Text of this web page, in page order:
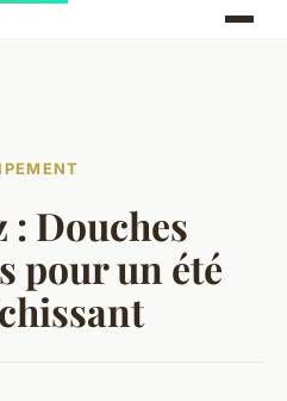
: Douches
pour un été